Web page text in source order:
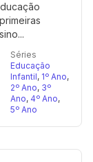
Séries
Educação
Infantil, 1º Ano,
2º Ano, 3º
Ano, 4º Ano,
5º Ano